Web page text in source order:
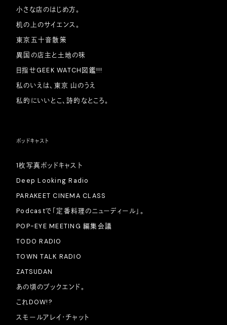
小さな店のはじめ方。
机の上のサイエンス。
東京五十音散策
異国の店主と土地の味
目指せGEEK WATCH図鑑!!!
私のいえは、東京 山のうえ
私的にいいとこ、詩的なところ。
ポッドキャスト
1枚写真ポッドキャスト
Deep Looking Radio
PARAKEET CINEMA CLASS
Podcastで「定番料理のニューディール」。
POP-EYE MEETING 編集会議
TODO RADIO
TOWN TALK RADIO
ZATSUDAN
あの頃のブックエンド。
これDOW!?
スモールアレイ・チャット